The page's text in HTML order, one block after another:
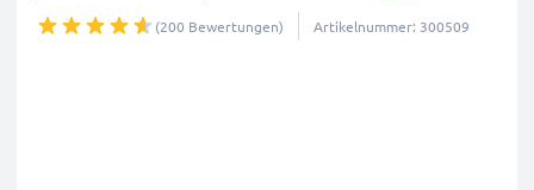
(200 Bewertungen) Artikelnummer: 300509